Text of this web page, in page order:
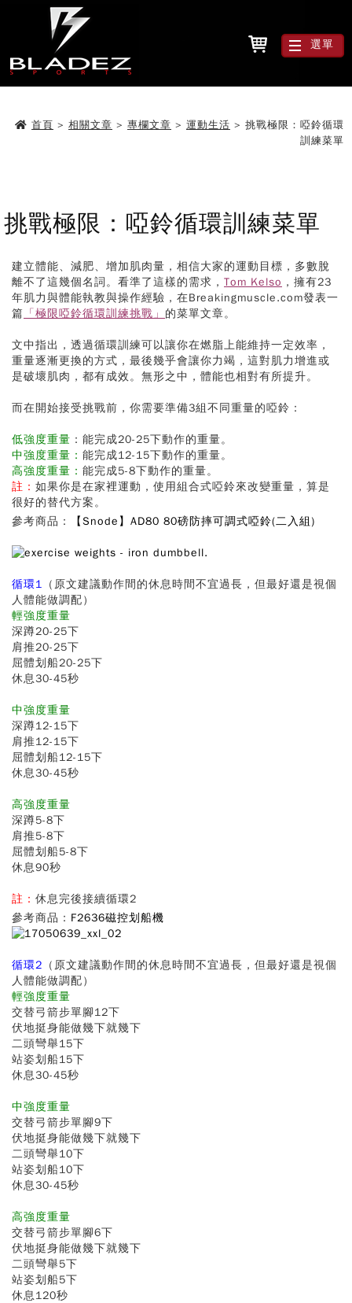
選單
首頁 > 相關文章 > 專欄文章 > 運動生活 > 挑戰極限：啞鈴循環
訓練菜單
挑戰極限：啞鈴循環訓練菜單
建立體能、減肥、增加肌肉量，相信大家的運動目標，多數脫
離不了這幾個名詞。看準了這樣的需求， Tom Kelso ，擁有23
年肌力與體能執教與操作經驗，在Breakingmuscle.com發表一
篇 「極限啞鈴循環訓練挑戰」 的菜單文章。
文中指出，透過循環訓練可以讓你在燃脂上能維持一定效率，
重量逐漸更換的方式，最後幾乎會讓你力竭，這對肌力增進或
是破壞肌肉，都有成效。無形之中，體能也相對有所提升。
而在開始接受挑戰前，你需要準備3組不同重量的啞鈴：
低強度重量 ：能完成20-25下動作的重量。
中強度重量： 能完成12-15下動作的重量。
高強度重量： 能完成5-8下動作的重量。
註： 如果你是在家裡運動，使用組合式啞鈴來改變重量，算是
很好的替代方案。
參考商品：
【Snode】AD80 80磅防摔可調式啞鈴(二入組)
循環1 （原文建議動作間的休息時間不宜過長，但最好還是視個
人體能做調配）
輕強度重量
深蹲20-25下
肩推20-25下
屈體划船20-25下
休息30-45秒
中強度重量
深蹲12-15下
肩推12-15下
屈體划船12-15下
休息30-45秒
高強度重量
深蹲5-8下
肩推5-8下
屈體划船5-8下
休息90秒
註： 休息完後接續循環2
參考商品： F2636磁控划船機
循環2 （原文建議動作間的休息時間不宜過長，但最好還是視個
人體能做調配）
輕強度重量
交替弓箭步單腳12下
伏地挺身能做幾下就幾下
二頭彎舉15下
站姿划船15下
休息30-45秒
中強度重量
交替弓箭步單腳9下
伏地挺身能做幾下就幾下
二頭彎舉10下
站姿划船10下
休息30-45秒
高強度重量
交替弓箭步單腳6下
伏地挺身能做幾下就幾下
二頭彎舉5下
站姿划船5下
休息120秒